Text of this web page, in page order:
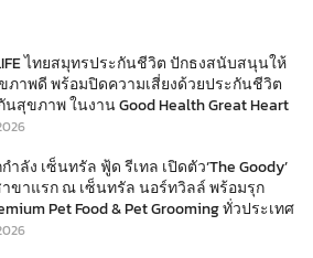
ไทยสมุทรประกันชีวิต ปักธงสนับสนุนให้
ภาพดี พร้อมปิดความเสี่ยงด้วยประกันชีวิต
สุขภาพ ในงาน Good Health Great Heart
ำลัง เซ็นทรัล ฟู้ด รีเทล เปิดตัว‘The Goody’
ขาแรก ณ เซ็นทรัล นอร์ทวิลล์ พร้อมรุก
Pet Food & Pet Grooming ทั่วประเทศ